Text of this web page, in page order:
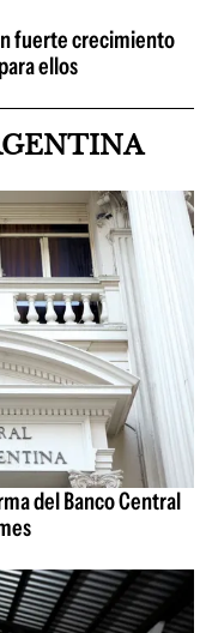
fuerte crecimiento
ellos
del Banco Central